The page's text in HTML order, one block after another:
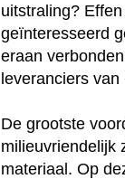
uitstraling?
geïnteresseerd
eraan
leveranciers
De grootste
milieuvriendelijk
materiaal. Op